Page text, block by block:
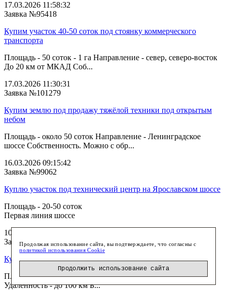
17.03.2026 11:58:32
Заявка №95418
Купим участок 40-50 соток под стоянку коммерческого
транспорта
Площадь - 50 соток - 1 га Направление - север, северо-восток
До 20 км от МКАД Соб...
17.03.2026 11:30:31
Заявка №101279
Купим землю под продажу тяжёлой техники под открытым
небом
Площадь - около 50 соток Направление - Ленинградское
шоссе Собственность. Можно с обр...
16.03.2026 09:15:42
Заявка №99062
Куплю участок под технический центр на Ярославском шоссе
Площадь - 20-50 соток
Первая линия шоссе
10.03.2026 13:25:14
Заявка №101250
Куплю 2 га сельхозземли на западе МО
Площадь - 2 га Направление - Можайское, Минское шоссе
Удаленность - до 100 км Б...
Продолжая использование сайта, вы подтверждаете, что согласны с
политикой использования Cookie
Продолжить использование сайта